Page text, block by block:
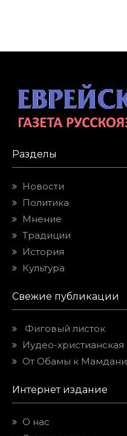
Разделы
Новости
Политика
Мнение
Традиции
История
Культура
Свежие публикации
Фиговый листок
Иудео-
От Обамы к
Интернет издание
О нас